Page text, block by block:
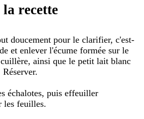
recette
doucement pour le clarifier, c'est-
et enlever l'écume formée sur le
cuillère, ainsi que le petit lait blanc
échalotes, puis effeuiller
les feuilles.